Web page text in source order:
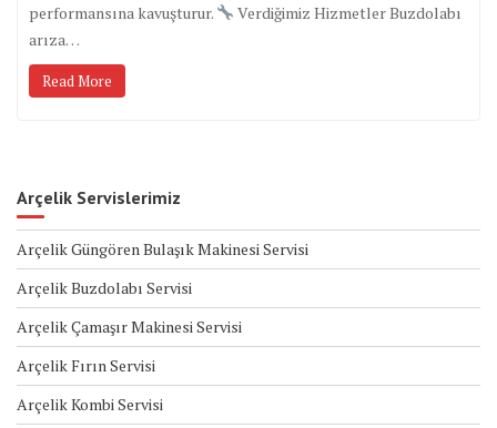
performansına kavuşturur.
Verdiğimiz Hizmetler Buzdolabı
arıza…
Read More
Arçelik Servislerimiz
Arçelik Güngören Bulaşık Makinesi Servisi
Arçelik Buzdolabı Servisi
Arçelik Çamaşır Makinesi Servisi
Arçelik Fırın Servisi
Arçelik Kombi Servisi